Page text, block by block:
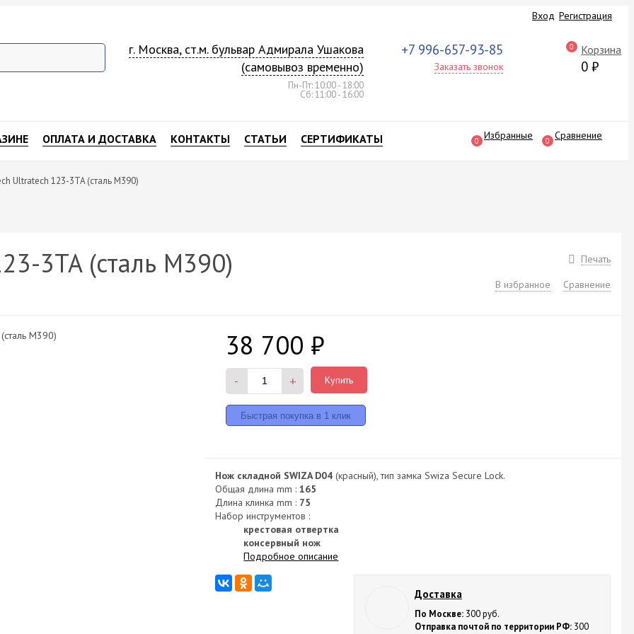
Вход Регистрация
г. Москва, ст.м. бульвар Адмирала Ушакова
(самовывоз временно)
Пн-Пт: 10:00 - 18:00
Сб: 11:00 - 16:00
+7 996-657-93-85
Заказать звонок
0 Корзина
0 ₽
ОПЛАТА И ДОСТАВКА КОНТАКТЫ СТАТЬИ СЕРТИФИКАТЫ 0 Избранные 0 Сравнение
Ultratech 123-3TA (сталь M390)
Печать
3TA (сталь M390)
В избранное Сравнение
38 700 ₽
- + Купить
Нож складной SWIZA D04 (красный), тип замка Swiza Secure Lock.
Общая длина mm :165
Длина клинка mm : 75
Набор инструментов :
крестовая отвертка
консервный нож
Подробное описание
Доставка
По Москве:300 руб.
Отправка почтой по территории РФ:300